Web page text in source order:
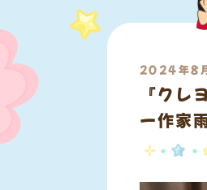
2024年8
『ク
ー作家